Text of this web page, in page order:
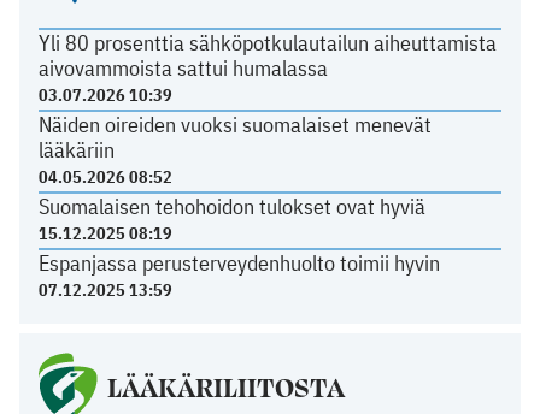
Yli 80 prosenttia sähköpotkulautailun aiheuttamista
aivovammoista sattui humalassa
03.07.2026 10:39
Näiden oireiden vuoksi suomalaiset menevät
lääkäriin
04.05.2026 08:52
Suomalaisen tehohoidon tulokset ovat hyviä
15.12.2025 08:19
Espanjassa perusterveydenhuolto toimii hyvin
07.12.2025 13:59
LÄÄKÄRILIITOSTA